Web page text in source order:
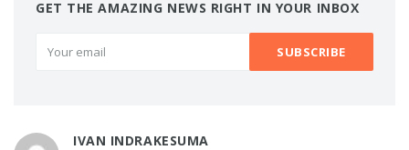
GET THE AMAZING NEWS RIGHT IN YOUR INBOX
IVAN INDRAKESUMA